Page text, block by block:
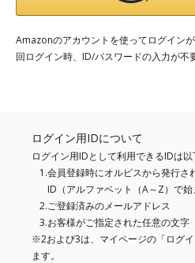
Amazonのアカウントを使ってログイン
回ログイン時、ID/パスワードの入力が不
ログイン用IDについて
ログイン用IDとして利用できるIDは以
会員登録時にオルビスから発行さ
ID（アルファベット（A～Z）で始
ご登録済みのメールアドレス
お客様がご指定された任意の文字
※2および3は、マイページの「ログ
ます。